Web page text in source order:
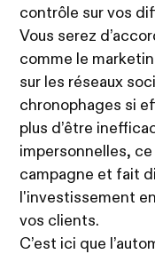
contrôle sur vos
Vous serez
comme le
sur les réseaux
chronophages si
plus d’être
impersonnelles,
campagne et fait
l'investissement
vos clients.
C’est ici que